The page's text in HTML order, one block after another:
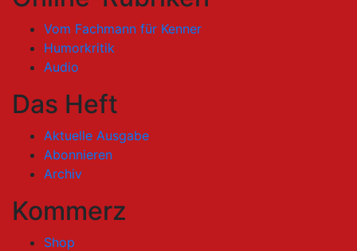
Vom Fachmann für Kenner
Humorkritik
Audio
Das Heft
Aktuelle Ausgabe
Abonnieren
Archiv
Kommerz
Shop